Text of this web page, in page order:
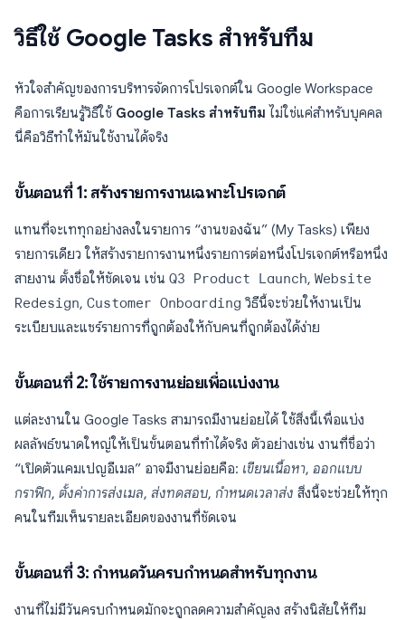
วิธีใช้ Google Tasks สำหรับทีม
หัวใจสำคัญของการบริหารจัดการโปรเจกต์ใน Google Workspace
คือการเรียนรู้วิธีใช้ Google Tasks สำหรับทีม ไม่ใช่แค่สำหรับบุคคล
นี่คือวิธีทำให้มันใช้งานได้จริง
ขั้นตอนที่ 1: สร้างรายการงานเฉพาะโปรเจกต์
แทนที่จะเททุกอย่างลงในรายการ “งานของฉัน” (My Tasks) เพียง
รายการเดียว ให้สร้างรายการงานหนึ่งรายการต่อหนึ่งโปรเจกต์หรือหนึ่ง
สายงาน ตั้งชื่อให้ชัดเจน เช่น Q3 Product Launch, Website
Redesign, Customer Onboarding วิธีนี้จะช่วยให้งานเป็น
ระเบียบและแชร์รายการที่ถูกต้องให้กับคนที่ถูกต้องได้ง่าย
ขั้นตอนที่ 2: ใช้รายการงานย่อยเพื่อแบ่งงาน
แต่ละงานใน Google Tasks สามารถมีงานย่อยได้ ใช้สิ่งนี้เพื่อแบ่ง
ผลลัพธ์ขนาดใหญ่ให้เป็นขั้นตอนที่ทำได้จริง ตัวอย่างเช่น งานที่ชื่อว่า
“เปิดตัวแคมเปญอีเมล” อาจมีงานย่อยคือ: เขียนเนื้อหา, ออกแบบ
กราฟิก, ตั้งค่าการส่งเมล, ส่งทดสอบ, กำหนดเวลาส่ง สิ่งนี้จะช่วยให้ทุก
คนในทีมเห็นรายละเอียดของงานที่ชัดเจน
ขั้นตอนที่ 3: กำหนดวันครบกำหนดสำหรับทุกงาน
งานที่ไม่มีวันครบกำหนดมักจะถูกลดความสำคัญลง สร้างนิสัยให้ทีม